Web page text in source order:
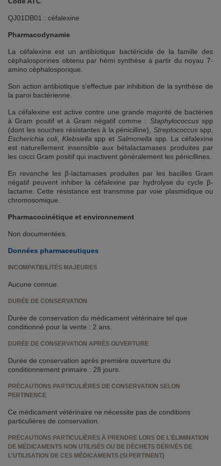
QJ01DB01 : céfalexine
Pharmacodynamie
La céfalexine est un antibiotique bactéricide de la famille des
céphalosporines obtenu par hémi synthèse à partir du noyau 7-
amino céphalosporique.
Son action antibiotique s'effectue par inhibition de la synthèse de
la paroi bactérienne.
La céfalexine est active contre une grande majorité de bactéries
à Gram positif et à Gram négatif comme : Staphylococcusspp
(dont les souches résistantes à la pénicilline), Streptococcusspp,
Escherichia coli, Klebsiella spp et Salmonella spp. La céfalexine
est naturellement insensible aux bétalactamases produites par
les cocci Gram positif qui inactivent généralement les pénicillines.
En revanche les β-lactamases produites par les bacilles Gram
négatif peuvent inhiber la céfalexine par hydrolyse du cycle β-
lactame. Cette résistance est transmise par voie plasmidique ou
chromosomique.
Pharmacocinétique et environnement
Non documentées.
Données pharmaceutiques
INCOMPATIBILITÉS MAJEURES
Aucune connue.
DURÉE DE CONSERVATION
Durée de conservation du médicament vétérinaire tel que
conditionné pour la vente : 2 ans.
DURÉE DE CONSERVATION APRÈS OUVERTURE
Durée de conservation après première ouverture du
conditionnement primaire : 28 jours.
PRÉCAUTIONS PARTICULIÈRES DE CONSERVATION SELON
PERTINENCE
Ce médicament vétérinaire ne nécessite pas de conditions
particulières de conservation.
PRÉCAUTIONS PARTICULIÈRES À PRENDRE LORS DE L'ÉLIMINATION
DE MÉDICAMENTS NON UTILISÉS OU DE DÉCHETS DÉRIVÉS DE
L'UTILISATION DE CES MÉDICAMENTS (SI PERTINENT)